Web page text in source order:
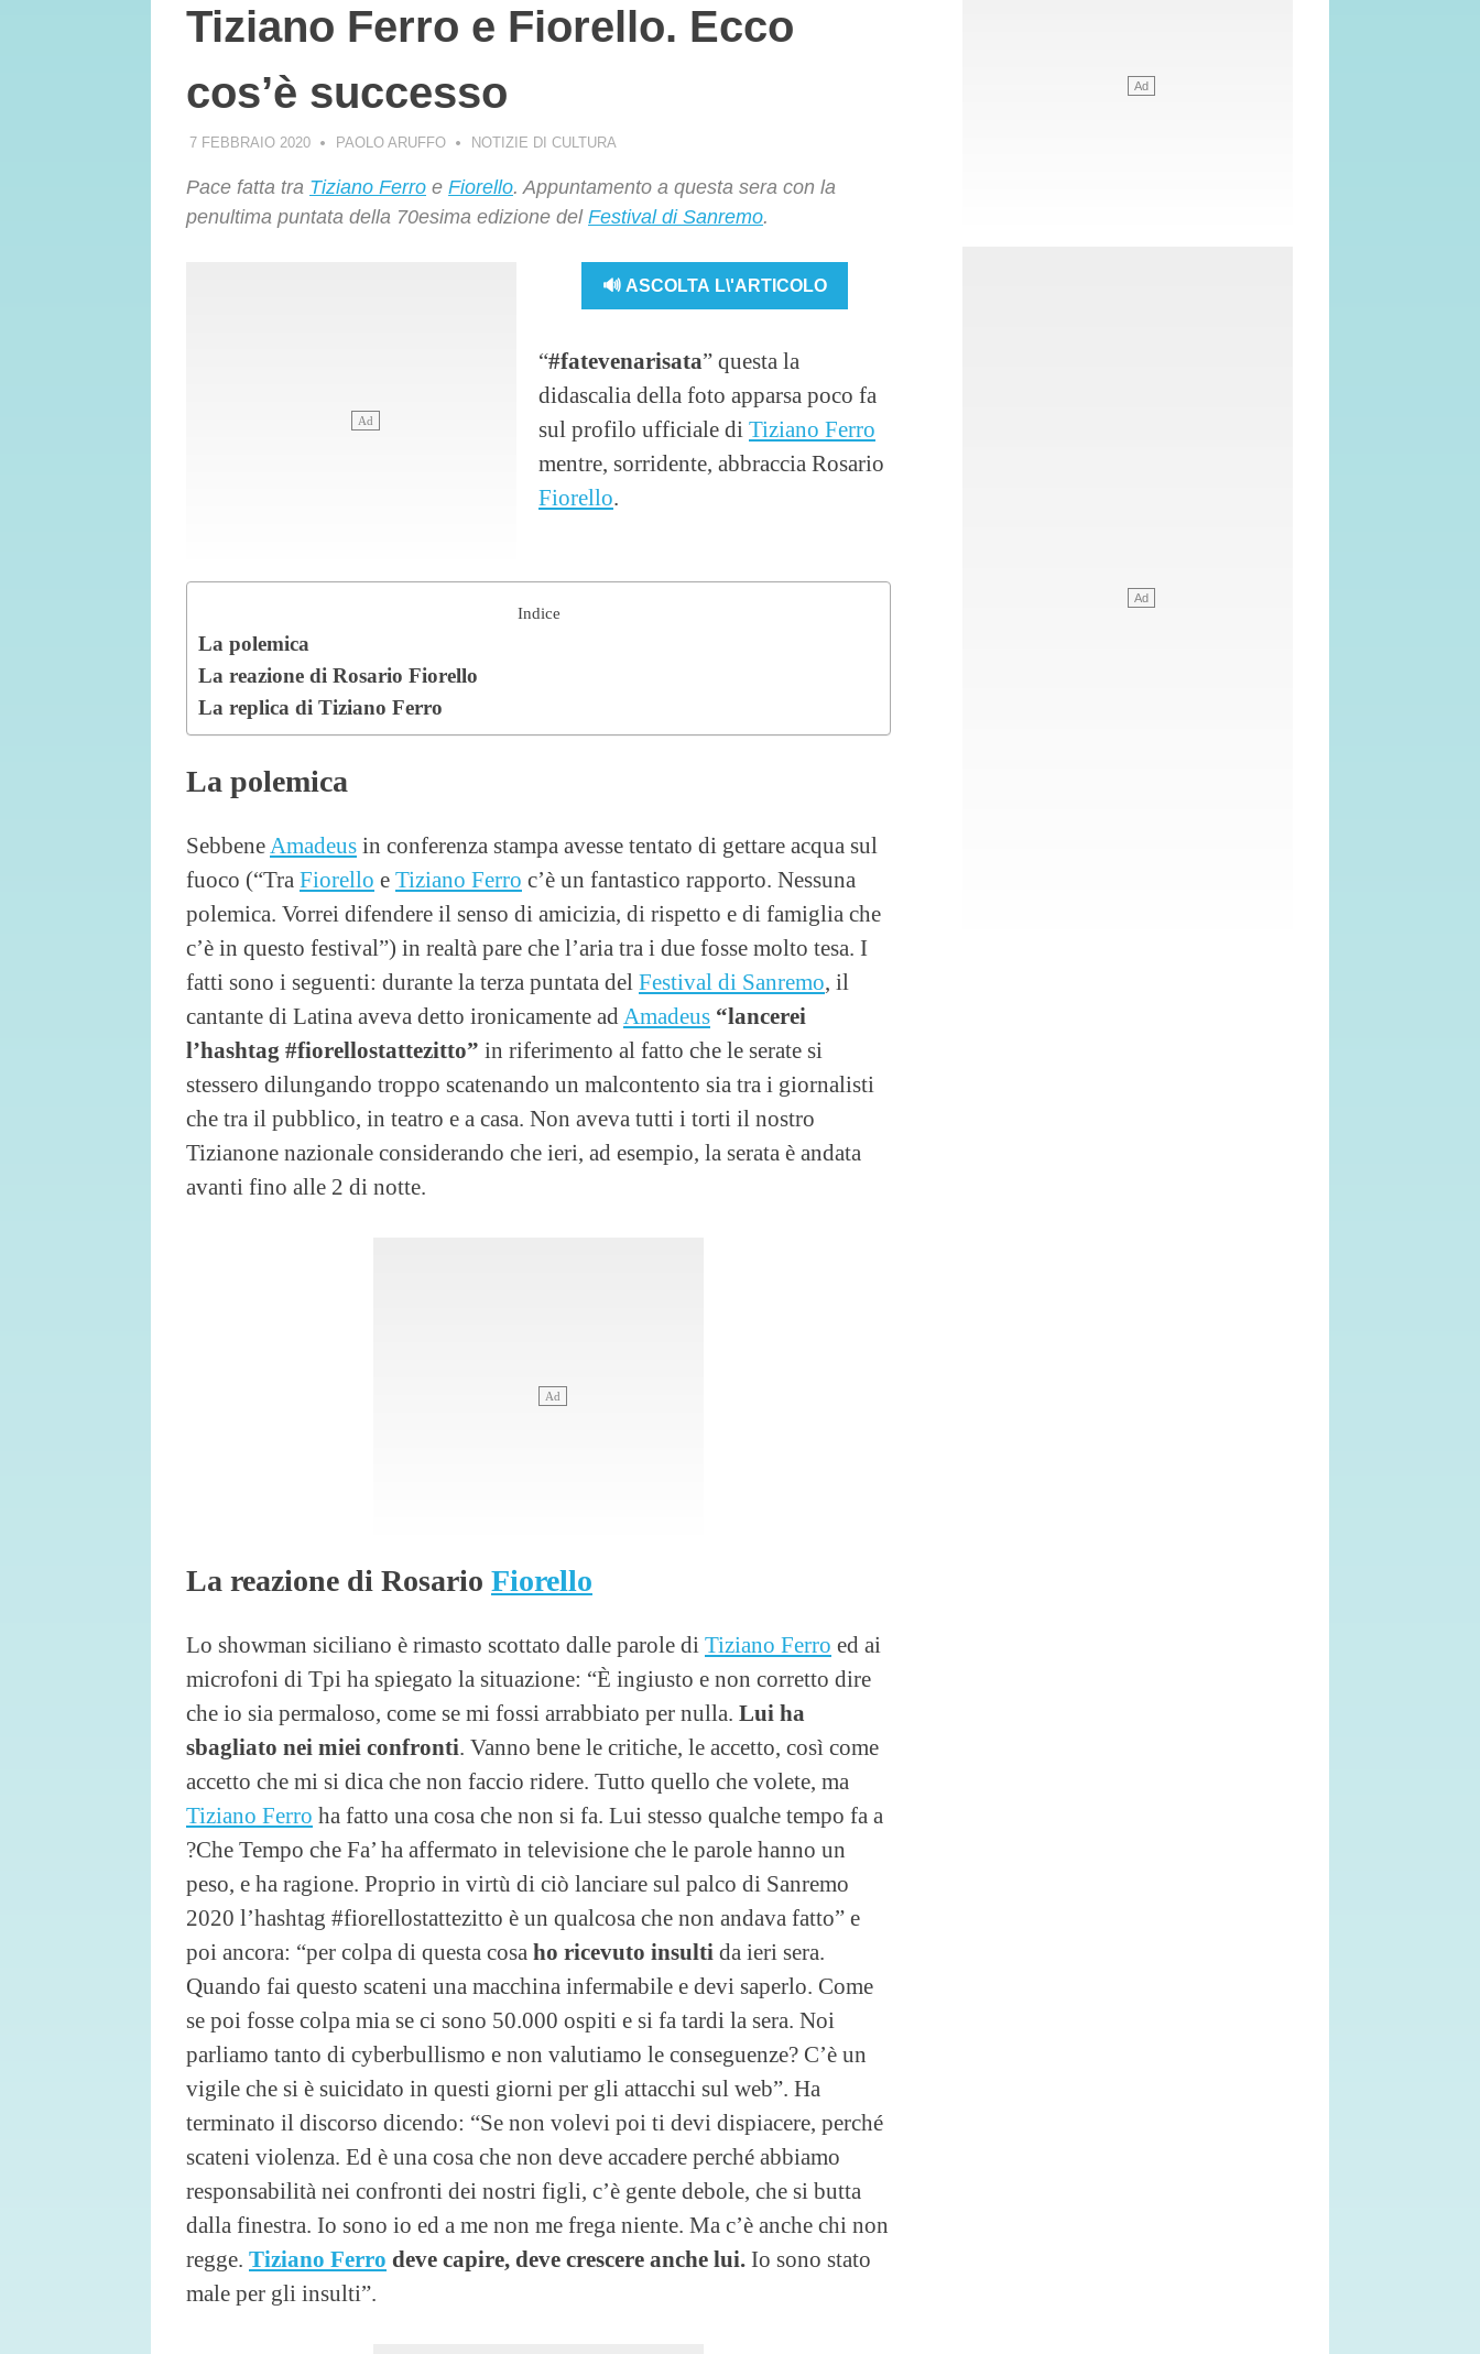
Tiziano Ferro e Fiorello. Ecco
cos’è successo
7 FEBBRAIO 2020 PAOLO ARUFFO NOTIZIE DI CULTURA
Pace fatta tra Tiziano Ferro e Fiorello. Appuntamento a questa sera con la
penultima puntata della 70esima edizione del Festival di Sanremo.
🔊 ASCOLTA L\'ARTICOLO
“#fatevenarisata” questa la
didascalia della foto apparsa poco fa
sul profilo ufficiale di Tiziano Ferro
mentre, sorridente, abbraccia Rosario
Fiorello.
Indice
La polemica
La reazione di Rosario Fiorello
La replica di Tiziano Ferro
La polemica
Sebbene Amadeus in conferenza stampa avesse tentato di gettare acqua sul
fuoco (“Tra Fiorello e Tiziano Ferro c’è un fantastico rapporto. Nessuna
polemica. Vorrei difendere il senso di amicizia, di rispetto e di famiglia che
c’è in questo festival”) in realtà pare che l’aria tra i due fosse molto tesa. I
fatti sono i seguenti: durante la terza puntata del Festival di Sanremo, il
cantante di Latina aveva detto ironicamente ad Amadeus “lancerei
l’hashtag #fiorellostattezitto” in riferimento al fatto che le serate si
stessero dilungando troppo scatenando un malcontento sia tra i giornalisti
che tra il pubblico, in teatro e a casa. Non aveva tutti i torti il nostro
Tizianone nazionale considerando che ieri, ad esempio, la serata è andata
avanti fino alle 2 di notte.
La reazione di Rosario Fiorello
Lo showman siciliano è rimasto scottato dalle parole di Tiziano Ferro ed ai
microfoni di Tpi ha spiegato la situazione: “È ingiusto e non corretto dire
che io sia permaloso, come se mi fossi arrabbiato per nulla. Lui ha
sbagliato nei miei confronti. Vanno bene le critiche, le accetto, così come
accetto che mi si dica che non faccio ridere. Tutto quello che volete, ma
Tiziano Ferro ha fatto una cosa che non si fa. Lui stesso qualche tempo fa a
?Che Tempo che Fa’ ha affermato in televisione che le parole hanno un
peso, e ha ragione. Proprio in virtù di ciò lanciare sul palco di Sanremo
2020 l’hashtag #fiorellostattezitto è un qualcosa che non andava fatto” e
poi ancora: “per colpa di questa cosa ho ricevuto insulti da ieri sera.
Quando fai questo scateni una macchina infermabile e devi saperlo. Come
se poi fosse colpa mia se ci sono 50.000 ospiti e si fa tardi la sera. Noi
parliamo tanto di cyberbullismo e non valutiamo le conseguenze? C’è un
vigile che si è suicidato in questi giorni per gli attacchi sul web”. Ha
terminato il discorso dicendo: “Se non volevi poi ti devi dispiacere, perché
scateni violenza. Ed è una cosa che non deve accadere perché abbiamo
responsabilità nei confronti dei nostri figli, c’è gente debole, che si butta
dalla finestra. Io sono io ed a me non me frega niente. Ma c’è anche chi non
regge. Tiziano Ferro deve capire, deve crescere anche lui. Io sono stato
male per gli insulti”.